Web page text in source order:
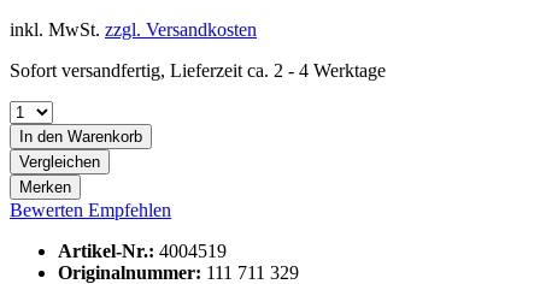
inkl. MwSt. zzgl. Versandkosten
Sofort versandfertig, Lieferzeit ca. 2 - 4 Werktage
In den Warenkorb
Vergleichen
Merken
Bewerten Empfehlen
Artikel-Nr.: 4004519
Originalnummer: 111 711 329